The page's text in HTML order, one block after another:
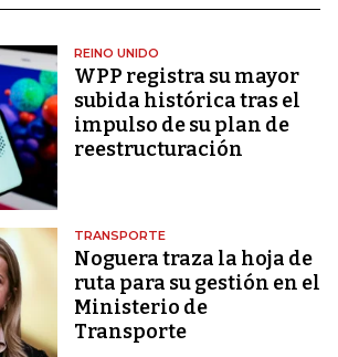
REINO UNIDO
WPP registra su mayor
subida histórica tras el
impulso de su plan de
reestructuración
TRANSPORTE
Noguera traza la hoja de
ruta para su gestión en el
Ministerio de
Transporte